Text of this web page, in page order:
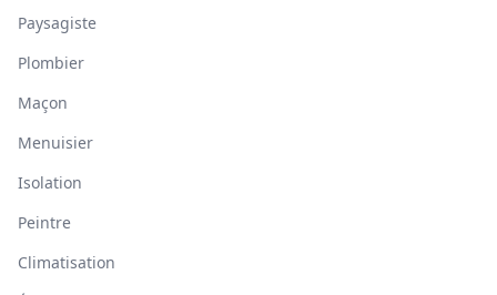
Paysagiste
Plombier
Maçon
Menuisier
Isolation
Peintre
Climatisation